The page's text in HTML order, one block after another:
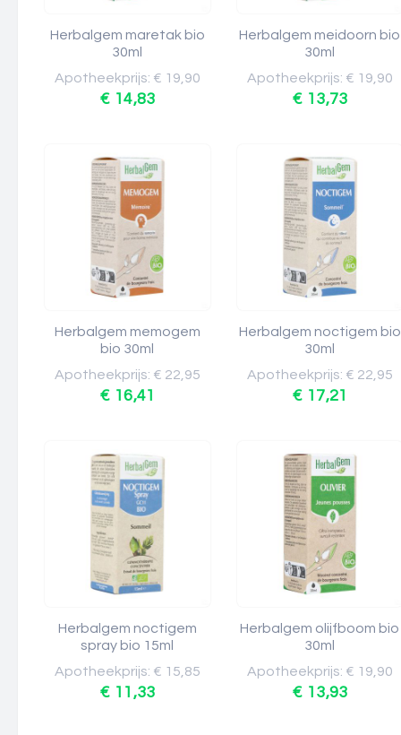
Herbalgem maretak bio
30ml
Apotheekprijs: € 19,90
€ 14,83
Herbalgem meidoorn bio
30ml
Apotheekprijs: € 19,90
€ 13,73
Herbalgem memogem
bio 30ml
Apotheekprijs: € 22,95
€ 16,41
Herbalgem noctigem bio
30ml
Apotheekprijs: € 22,95
€ 17,21
Herbalgem noctigem
spray bio 15ml
Apotheekprijs: € 15,85
€ 11,33
Herbalgem olijfboom bio
30ml
Apotheekprijs: € 19,90
€ 13,93